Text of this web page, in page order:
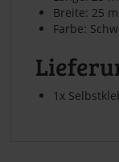
Breite: 25
Farbe:
1x